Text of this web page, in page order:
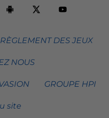
RÈGLEMENT DES JEUX
NOUS
GROUPE HPI
site